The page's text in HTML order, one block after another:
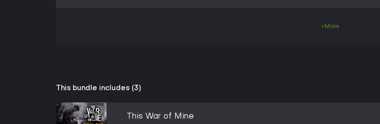
+Mais
This bundle includes (3)
This War of Mine